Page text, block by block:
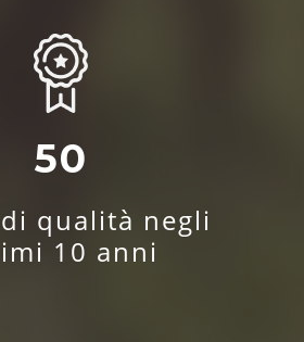
50
qualità negli
10 anni